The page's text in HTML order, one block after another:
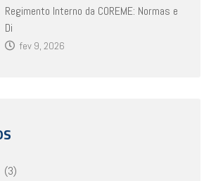
Regimento Interno da COREME: Normas e
Di
fev 9, 2026
(3)